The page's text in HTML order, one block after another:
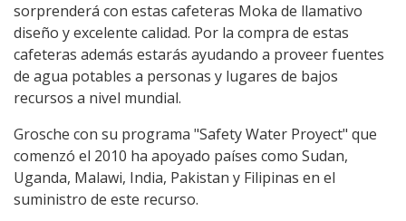
sorprenderá con estas cafeteras Moka de llamativo
diseño y excelente calidad. Por la compra de estas
cafeteras además estarás ayudando a proveer fuentes
de agua potables a personas y lugares de bajos
recursos a nivel mundial.
Grosche con su programa "Safety Water Proyect" que
comenzó el 2010 ha apoyado países como Sudan,
Uganda, Malawi, India, Pakistan y Filipinas en el
suministro de este recurso.